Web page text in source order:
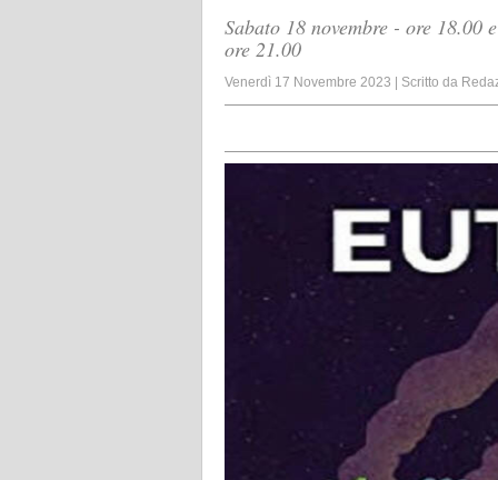
Sabato 18 novembre - ore 18.00
ore 21.00
Venerdì 17 Novembre 2023 | Scritto da